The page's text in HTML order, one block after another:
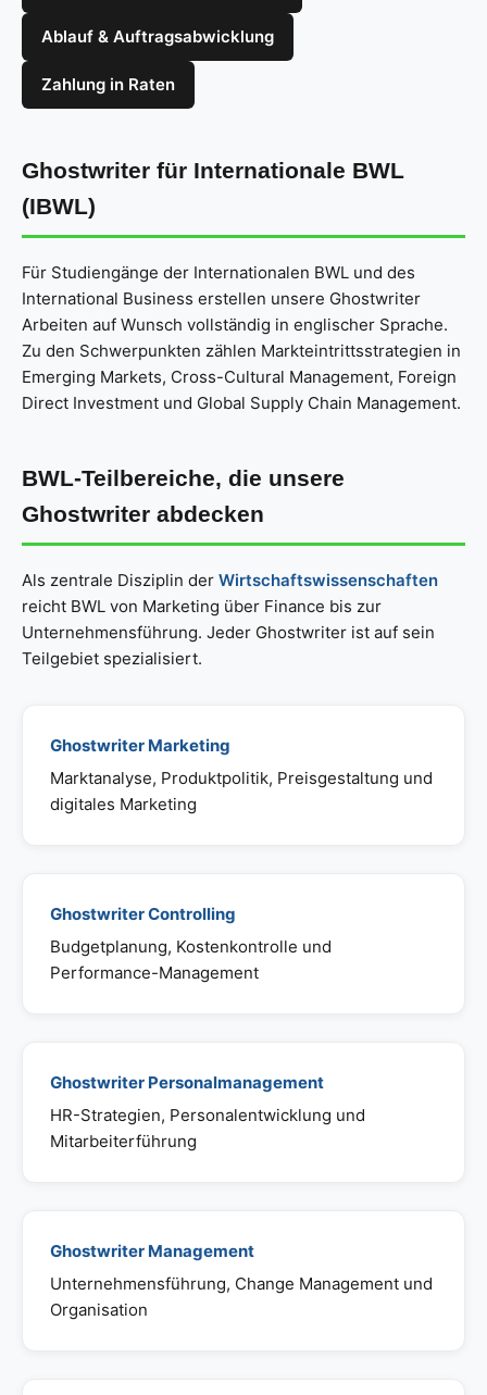
Ablauf & Auftragsabwicklung
Zahlung in Raten
Ghostwriter für Internationale BWL
(IBWL)
Für Studiengänge der Internationalen BWL und des
International Business erstellen unsere Ghostwriter
Arbeiten auf Wunsch vollständig in englischer Sprache.
Zu den Schwerpunkten zählen Markteintrittsstrategien in
Emerging Markets, Cross-Cultural Management, Foreign
Direct Investment und Global Supply Chain Management.
BWL-Teilbereiche, die unsere
Ghostwriter abdecken
Als zentrale Disziplin der Wirtschaftswissenschaften
reicht BWL von Marketing über Finance bis zur
Unternehmensführung. Jeder Ghostwriter ist auf sein
Teilgebiet spezialisiert.
Ghostwriter Marketing
Marktanalyse, Produktpolitik, Preisgestaltung und
digitales Marketing
Ghostwriter Controlling
Budgetplanung, Kostenkontrolle und
Performance-Management
Ghostwriter Personalmanagement
HR-Strategien, Personalentwicklung und
Mitarbeiterführung
Ghostwriter Management
Unternehmensführung, Change Management und
Organisation